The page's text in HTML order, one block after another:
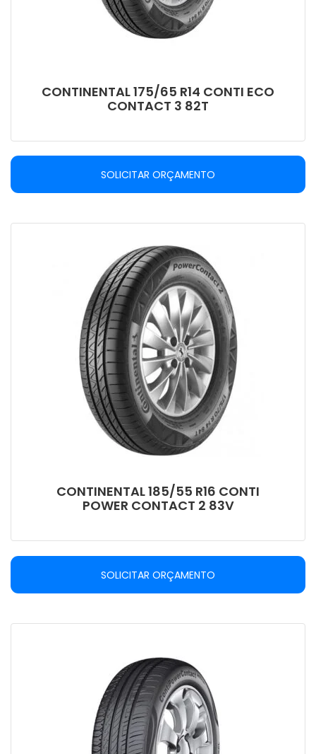
CONTINENTAL 175/65 R14 CONTI ECO
CONTACT 3 82T
SOLICITAR ORÇAMENTO
CONTINENTAL 185/55 R16 CONTI
POWER CONTACT 2 83V
SOLICITAR ORÇAMENTO